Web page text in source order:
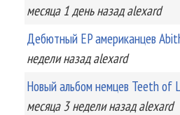
месяца 1 деньназад alexard
Дебютный EP американцев
неделиназад alexard
Новый альбом немцев Teeth of
месяца 3 неделиназад alexard